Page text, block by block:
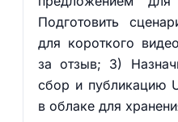
Подготовить
для короткого
за отзыв; 3)
сбор и публикацию
в облаке для